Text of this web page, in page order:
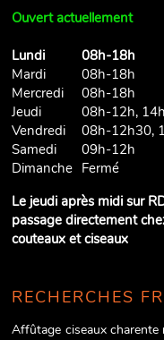
Ouvert actuellement
Lundi
08h-18h
Mardi
08h-18h
Mercredi
08h-18h
Jeudi
08h-12h,
Vendredi
08h-12h30,
Samedi
09h-12h
Dimanche Fermé
Le jeudi après midi sur
passage directement
couteaux et ciseaux
RECHERCHES
Affûtage ciseaux charente